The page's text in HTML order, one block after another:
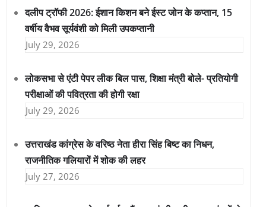
दलीप ट्रॉफी 2026: ईशान किशन बने ईस्ट जोन के कप्तान, 15
वर्षीय वैभव सूर्यवंशी को मिली उपकप्तानी
July 29, 2026
लोकसभा से एंटी पेपर लीक बिल पास, शिक्षा मंत्री बोले- प्रतियोगी
परीक्षाओं की पवित्रता की होगी रक्षा
July 29, 2026
उत्तराखंड कांग्रेस के वरिष्ठ नेता हीरा सिंह बिष्ट का निधन,
राजनीतिक गलियारों में शोक की लहर
July 27, 2026